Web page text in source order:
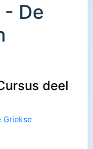
- De
deel
Griekse